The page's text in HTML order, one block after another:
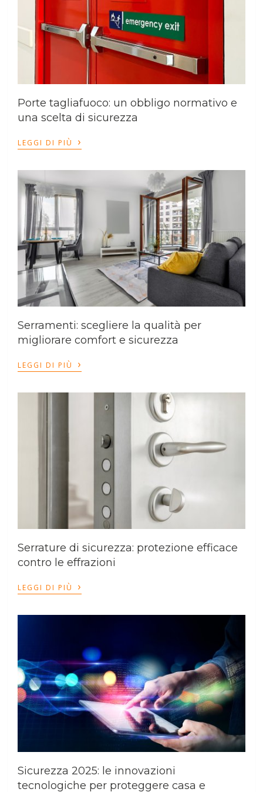
Porte tagliafuoco: un obbligo normativo e
una scelta di sicurezza
LEGGI DI PIÙ ›
Serramenti: scegliere la qualità per
migliorare comfort e sicurezza
LEGGI DI PIÙ ›
Serrature di sicurezza: protezione efficace
contro le effrazioni
LEGGI DI PIÙ ›
Sicurezza 2025: le innovazioni
tecnologiche per proteggere casa e